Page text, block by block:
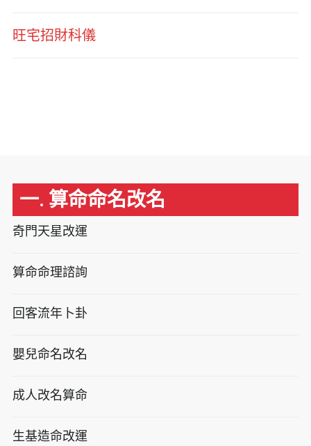
旺宅招財科儀
一. 算命命名改名
奇門天星改運
算命命理諮詢
回客流年卜卦
嬰兒命名改名
成人改名算命
生基造命改運